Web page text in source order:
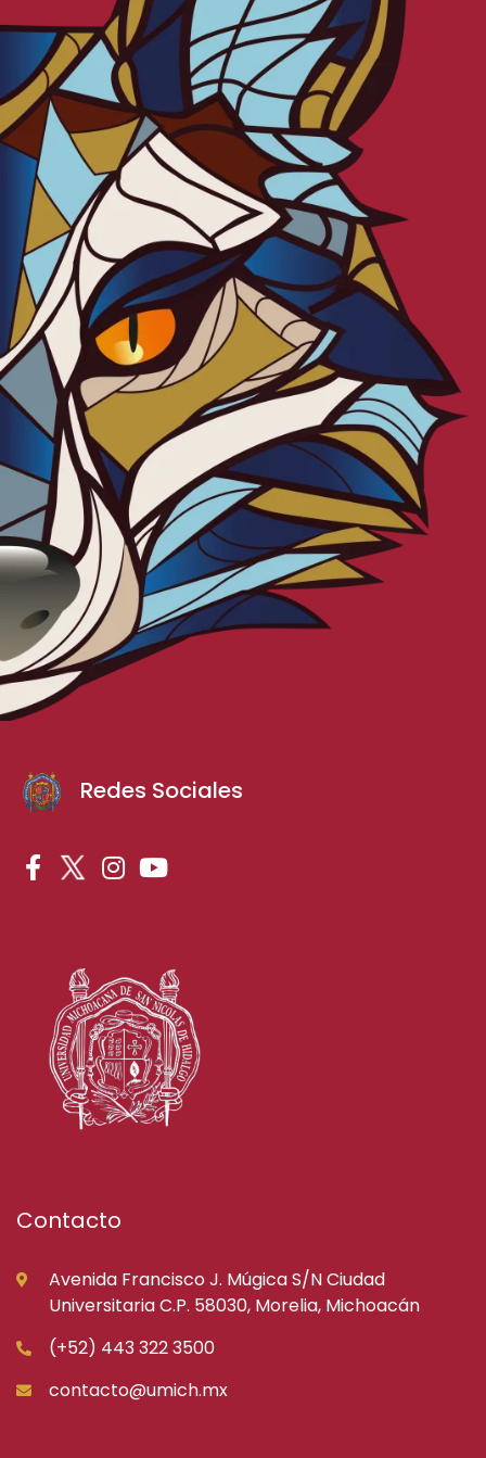
Redes Sociales
Contacto
Avenida Francisco J. Múgica S/N Ciudad
Universitaria C.P. 58030, Morelia, Michoacán
(+52) 443 322 3500
contacto@umich.mx